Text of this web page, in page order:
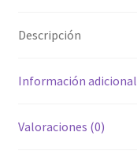
Descripción
Información adicional
Valoraciones (0)